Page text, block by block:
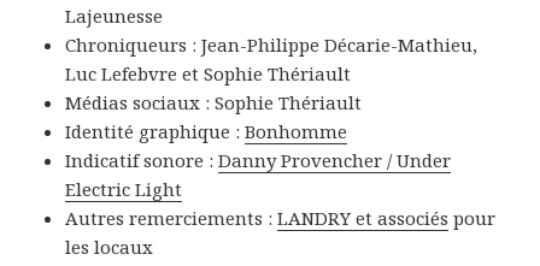
Lajeunesse
Chroniqueurs : Jean-Philippe Décarie-Mathieu,
Luc Lefebvre et Sophie Thériault
Médias sociaux : Sophie Thériault
Identité graphique :Bonhomme
Indicatif sonore :Danny Provencher / Under
Electric Light
Autres remerciements :LANDRY et associés pour
les locaux